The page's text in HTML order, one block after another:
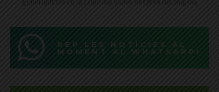
generalitzats en la Línia del Vallès després del migdia
REP LES NOTÍCIES AL
MOMENT AL WHATSAPP!